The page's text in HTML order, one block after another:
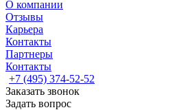
О компании
Отзывы
Карьера
Контакты
Партнеры
Контакты
+7 (495) 374-52-52
Заказать звонок
Задать вопрос